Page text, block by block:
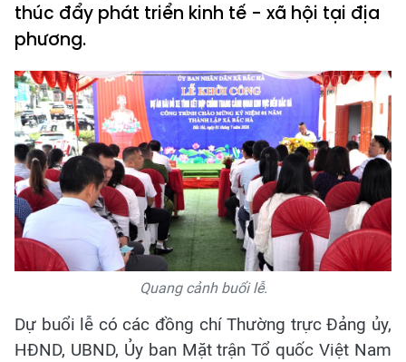
thúc đẩy phát triển kinh tế - xã hội tại địa
phương.
Quang cảnh buổi lễ.
Dự buổi lễ có các đồng chí Thường trực Đảng ủy,
HĐND, UBND, Ủy ban Mặt trận Tổ quốc Việt Nam